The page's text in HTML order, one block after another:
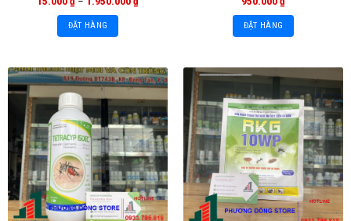
ĐẶT HÀNG ĐẶT HÀNG